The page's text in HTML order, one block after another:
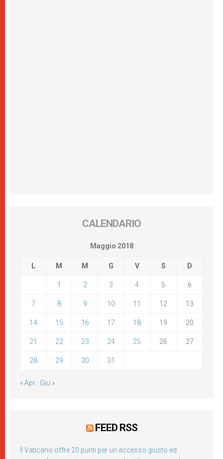
CALENDARIO
Maggio 2018
L M M G V S D
1 2 3 4 5 6
7 8 9 10 11 12 13
14 15 16 17 18 19 20
21 22 23 24 25 26 27
28 29 30 31
« Apr Giu »
FEED RSS
Il Vaticano offre 20 punti per un accesso giusto ed